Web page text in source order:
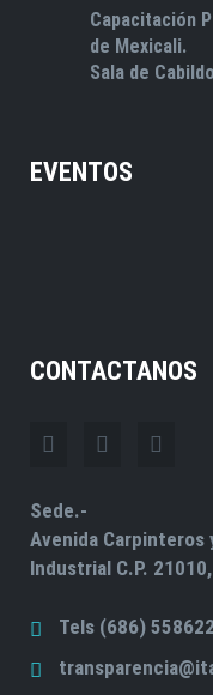
Capacitación
de Mexicali.
Sala de
EVENTOS
CONTACTANOS
Sede.-
Avenida Carpinteros
Industrial C.P.
Tels (686)